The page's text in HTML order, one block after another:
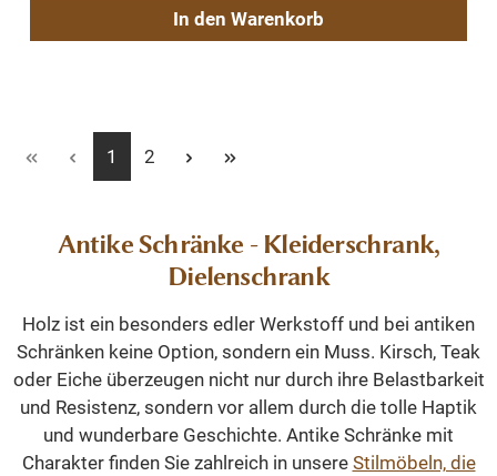
In den Warenkorb
Seite
1 Seite
2
Antike Schränke - Kleiderschrank,
Dielenschrank
Holz ist ein besonders edler Werkstoff und bei antiken
Schränken keine Option, sondern ein Muss. Kirsch, Teak
oder Eiche überzeugen nicht nur durch ihre Belastbarkeit
und Resistenz, sondern vor allem durch die tolle Haptik
und wunderbare Geschichte. Antike Schränke mit
Charakter finden Sie zahlreich in unsere Stilmöbeln, die